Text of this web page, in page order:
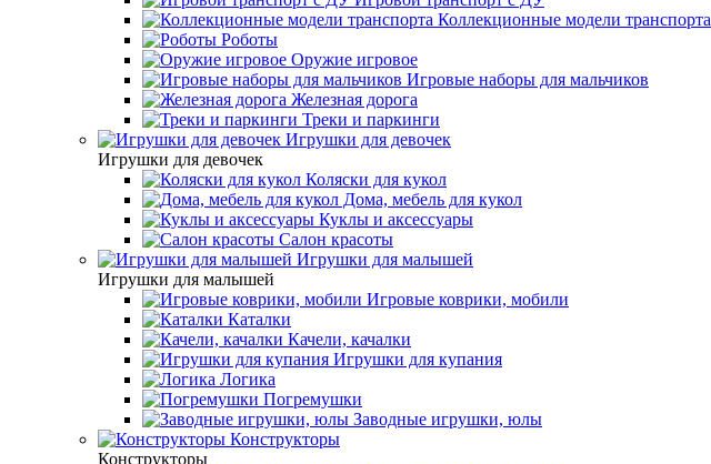
Коллекционные модели транспорта
Роботы
Оружие игровое
Игровые наборы для мальчиков
Железная дорога
Треки и паркинги
Игрушки для девочек
Игрушки для девочек
Коляски для кукол
Дома, мебель для кукол
Куклы и аксессуары
Салон красоты
Игрушки для малышей
Игрушки для малышей
Игровые коврики, мобили
Каталки
Качели, качалки
Игрушки для купания
Логика
Погремушки
Заводные игрушки, юлы
Конструкторы
Конструкторы